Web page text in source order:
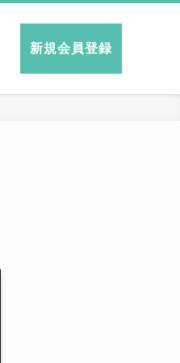
新規会員登録